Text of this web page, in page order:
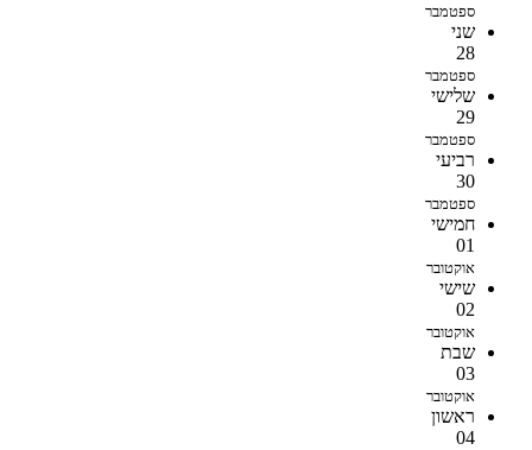
ספטמבר
שני
28
ספטמבר
שלישי
29
ספטמבר
רביעי
30
ספטמבר
חמישי
01
אוקטובר
שישי
02
אוקטובר
שבת
03
אוקטובר
ראשון
04